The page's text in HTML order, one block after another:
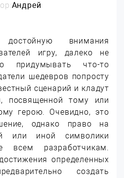
Андрей
внимания
игру, далеко не
придумывать что-то
шедевров попросту
сценарий и кладут
посвященной тому или
герою.
Очевидно, это
однако право на
или иной символики
всем разработчикам.
определенных
создать